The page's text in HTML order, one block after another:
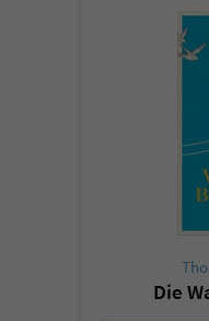
Die